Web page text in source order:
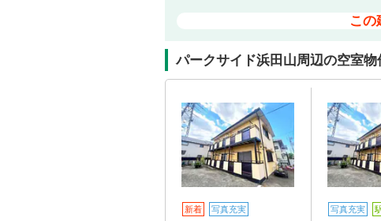
この
パークサイド浜田山周辺の空室物
新着 写真充実 写真充実